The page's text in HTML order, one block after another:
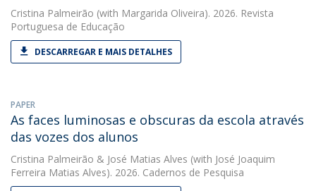
Cristina Palmeirão (with Margarida Oliveira). 2026. Revista
Portuguesa de Educação
DESCARREGAR E MAIS DETALHES
PAPER
As faces luminosas e obscuras da escola através
das vozes dos alunos
Cristina Palmeirão & José Matias Alves (with José Joaquim
Ferreira Matias Alves). 2026. Cadernos de Pesquisa